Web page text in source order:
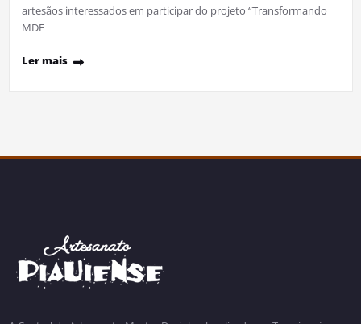
artesãos interessados em participar do projeto “Transformando
MDF
Ler mais